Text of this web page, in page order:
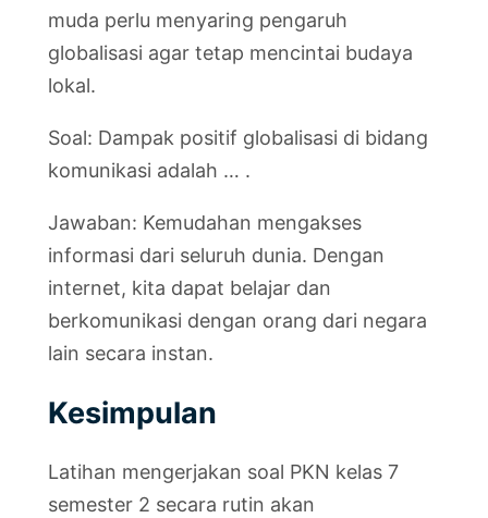
muda perlu menyaring pengaruh
globalisasi agar tetap mencintai budaya
lokal.
Soal: Dampak positif globalisasi di bidang
komunikasi adalah … .
Jawaban: Kemudahan mengakses
informasi dari seluruh dunia. Dengan
internet, kita dapat belajar dan
berkomunikasi dengan orang dari negara
lain secara instan.
Kesimpulan
Latihan mengerjakan soal PKN kelas 7
semester 2 secara rutin akan